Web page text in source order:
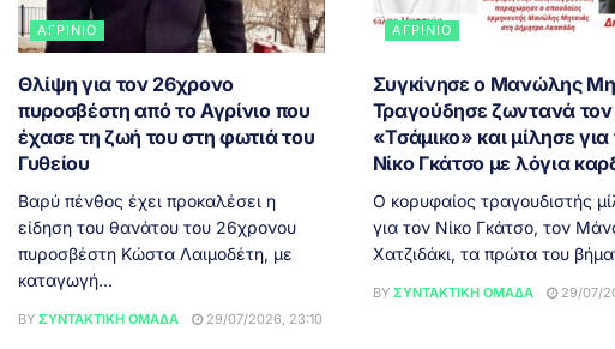
ΑΓΡΊΝΙΟ
Θλίψη για τον 26χρονο
πυροσβέστη από το Αγρίνιο που
έχασε τη ζωή του στη φωτιά του
Γυθείου
Βαρύ πένθος έχει προκαλέσει η
είδηση του θανάτου του 26χρονου
πυροσβέστη Κώστα Λαιμοδέτη, με
καταγωγή...
BY ΣΥΝΤΑΚΤΙΚΉ ΟΜΆΔΑ 29/07/2026, 23:10
ΑΓΡΊΝΙΟ
Συγκίνησε ο Μανώλης
Τραγούδησε ζωντανά τον
«Τσάμικο» και μίλησε για
Νίκο Γκάτσο με λόγια
Ο κορυφαίος τραγουδιστής
για τον Νίκο Γκάτσο, τον
Χατζιδάκι, τα πρώτα του
BY ΣΥΝΤΑΚΤΙΚΉ ΟΜΆΔΑ 29/07/